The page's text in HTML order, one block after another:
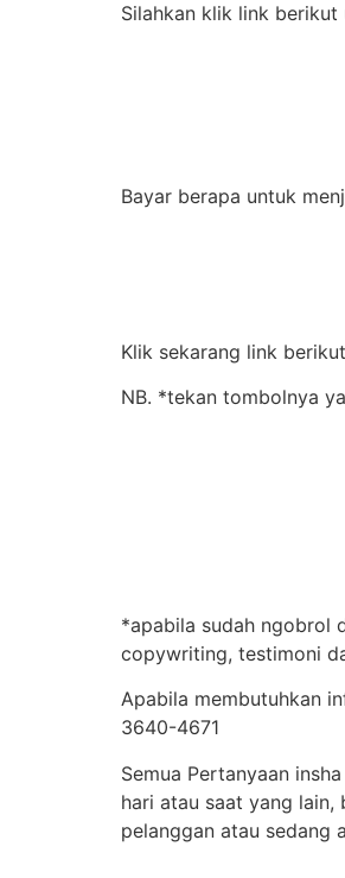
Silahkan klik link
Bayar berapa untuk
Klik sekarang link
NB. *tekan tombolnya
*apabila sudah ngobrol
copywriting, testimoni
Apabila membutuhkan
3640-4671
Semua Pertanyaan
hari atau saat yang
pelanggan atau sedang